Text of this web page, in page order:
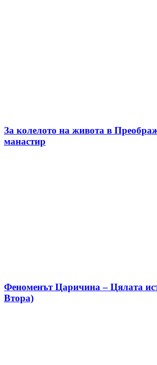
За колелото на живота в
манастир
Феноменът Царичина – Цялата
Втора)